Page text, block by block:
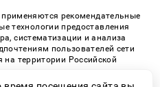
рекомендательные
технологии предоставления
систематизации и анализа
пользователей сети
на территории Российской
рекомендательных
обменной сети
«СМИ2» (PDF)